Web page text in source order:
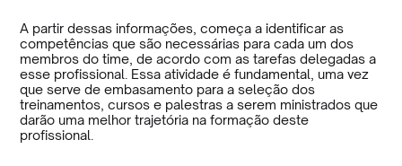
A partir dessas informações, começa a identificar as
competências que são necessárias para cada um dos
membros do time, de acordo com as tarefas delegadas a
esse profissional. Essa atividade é fundamental, uma vez
que serve de embasamento para a seleção dos
treinamentos, cursos e palestras a serem ministrados que
darão uma melhor trajetória na formação deste
profissional.